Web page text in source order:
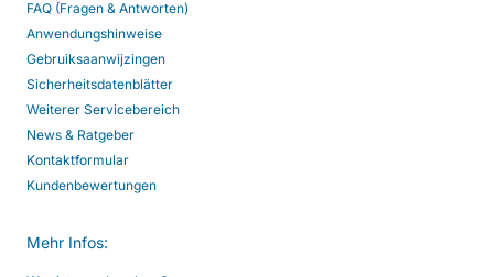
FAQ (Fragen & Antworten)
Anwendungshinweise
Gebruiksaanwijzingen
Sicherheitsdatenblätter
Weiterer Servicebereich
News & Ratgeber
Kontaktformular
Kundenbewertungen
Mehr Infos: